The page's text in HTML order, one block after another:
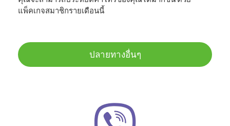
แพ็คเกจสมาชิกรายเดือนนี้
ปลายทางอื่นๆ